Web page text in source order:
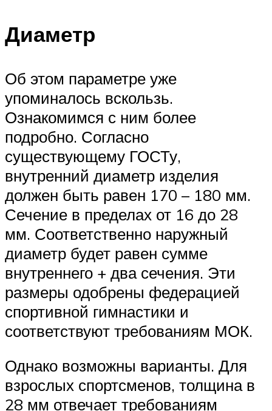
Диаметр
Об этом параметре уже
упоминалось вскользь.
Ознакомимся с ним более
подробно. Согласно
существующему ГОСТу,
внутренний диаметр изделия
должен быть равен 170 – 180 мм.
Сечение в пределах от 16 до 28
мм. Соответственно наружный
диаметр будет равен сумме
внутреннего + два сечения. Эти
размеры одобрены федерацией
спортивной гимнастики и
соответствуют требованиям МОК.
Однако возможны варианты. Для
взрослых спортсменов, толщина в
28 мм отвечает требованиям